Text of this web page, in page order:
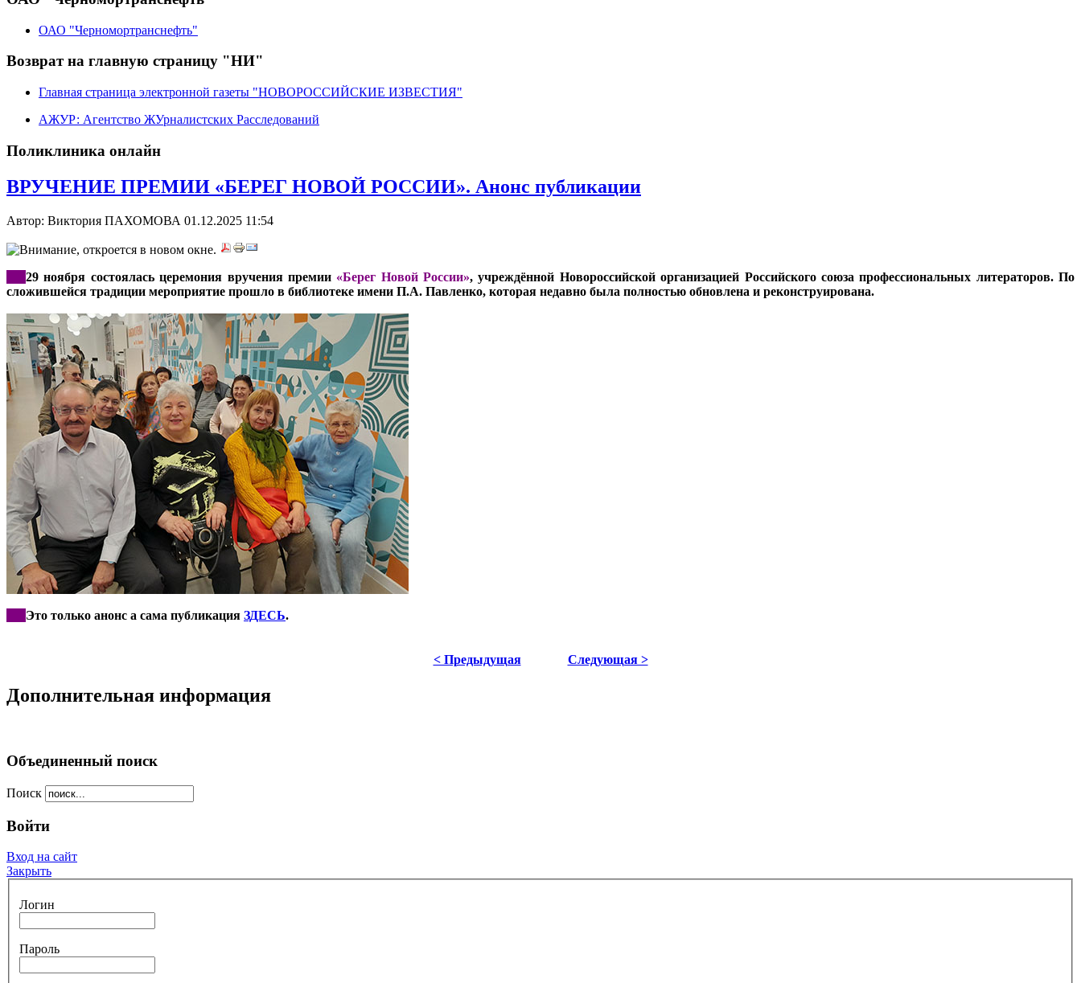
ОАО "Черномортранснефть"
Возврат на главную страницу "НИ"
Главная страница электронной газеты "НОВОРОССИЙСКИЕ ИЗВЕСТИЯ"
АЖУР: Агентство ЖУрналистских Расследований
Поликлиника онлайн
ВРУЧЕНИЕ ПРЕМИИ «БЕРЕГ НОВОЙ РОССИИ». Анонс публикации
Автор: Виктория ПАХОМОВА 01.12.2025 11:54
29 ноября состоялась церемония вручения премии «Берег Новой России», учреждённой Новороссийской организацией Российского союза профессиональных литераторов. По
сложившейся традиции мероприятие прошло в библиотеке имени П.А. Павленко, которая недавно была полностью обновлена и реконструирована.
Это только анонс а сама публикация ЗДЕСЬ.
< Предыдущая Следующая >
Дополнительная информация
Объединенный поиск
Поиск
Войти
Вход на сайт
Закрыть
Логин
Пароль